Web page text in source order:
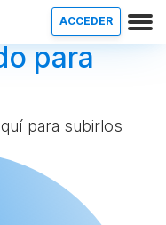
ACCEDER
para
para subirlos